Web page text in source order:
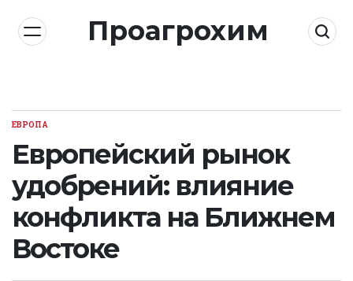
content
Проагрохим
POSTED
ЕВРОПА
Европейский рынок
удобрений: влияние
конфликта на Ближнем
Востоке